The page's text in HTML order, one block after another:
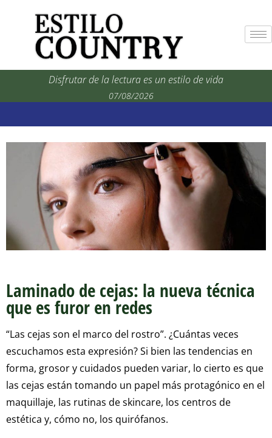
Disfrutar de la lectura es un estilo de vida
07/08/2026
Laminado de cejas: la nueva técnica
que es furor en redes
“Las cejas son el marco del rostro”. ¿Cuántas veces
escuchamos esta expresión? Si bien las tendencias en
forma, grosor y cuidados pueden variar, lo cierto es que
las cejas están tomando un papel más protagónico en el
maquillaje, las rutinas de skincare, los centros de
estética y, cómo no, los quirófanos.